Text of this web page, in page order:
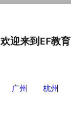
欢迎来到EF教育
广州 杭州